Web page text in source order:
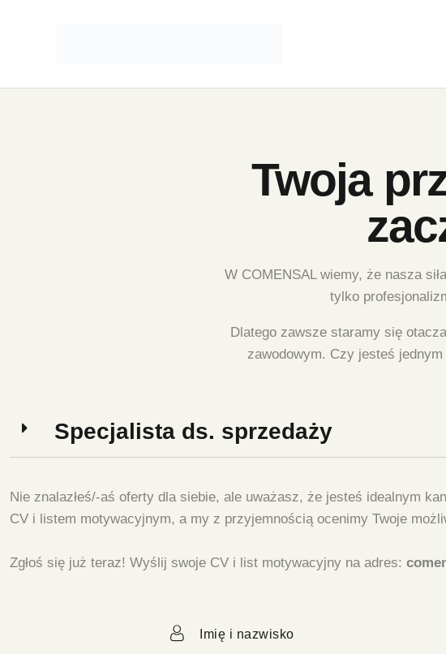
Twoja
W COMENSAL wiemy, że nasza
tylko
Dlatego zawsze staramy się
zawodowym. Czy jesteś
Specjalista ds. sprzedaży
Nie znalazłeś/-aś oferty dla siebie, ale uważasz, że jesteś idealnym
CV i listem motywacyjnym, a my z przyjemnością ocenimy Twoje
Zgłoś się już teraz! Wyślij swoje CV i list motywacyjny na adres: